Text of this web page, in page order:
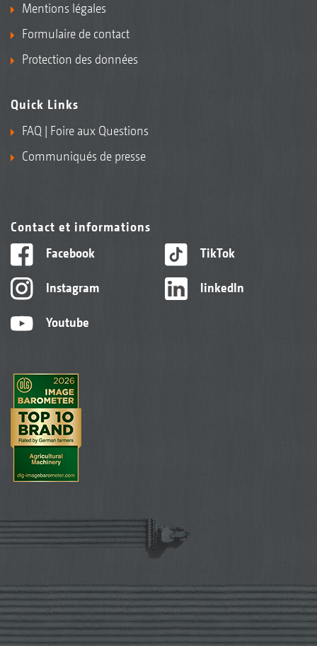
Mentions légales
Formulaire de contact
Protection des données
Quick Links
FAQ | Foire aux Questions
Communiqués de presse
Contact et informations
Facebook
Instagram
Youtube
TikTok
linkedIn